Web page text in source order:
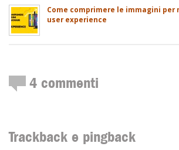
Come comprimere le immagini per
user experience
4 commenti
Trackback e pingback